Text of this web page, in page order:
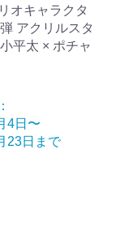
オキャラクタ
アクリルスタ
平太 × ポチャ
4日〜
23日まで